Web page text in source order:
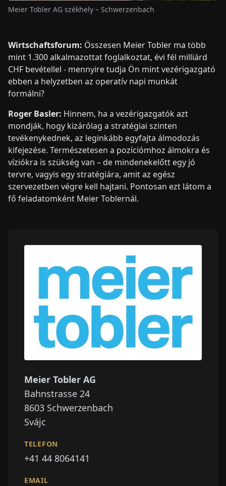
Meier Tobler AG székhely – Schwerzenbach
Wirtschaftsforum: Összesen Meier Tobler ma több
mint 1.300 alkalmazottat foglalkoztat, évi fél milliárd
CHF bevétellel - mennyire tudja Ön mint vezérigazgató
ebben a helyzetben az operatív napi munkát
formálni?
Roger Basler: Hinnem, ha a vezérigazgatók azt
mondják, hogy kizárólag a stratégiai szinten
tevékenykednek, az leginkább egyfajta álmodozás
kifejezése. Természetesen a pozíciómhoz álmokra és
víziókra is szükség van – de mindenekelőtt egy jó
tervre, vagyis egy stratégiára, amit az egész
szervezetben végre kell hajtani. Pontosan ezt látom a
fő feladatomként Meier Toblernál.
Meier Tobler AG
Bahnstrasse 24
8603 Schwerzenbach
Svájc
TELEFON
+41 44 8064141
EMAIL